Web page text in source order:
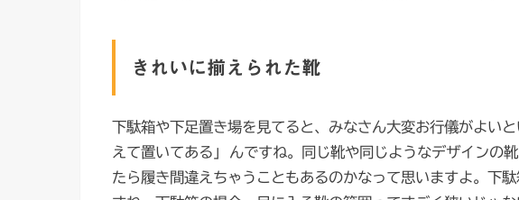
きれいに揃えられた靴
下駄箱や下足置き場を見てると、みなさん大変お行儀がよい
えて置いてある」
んですね。同じ靴や同じようなデザインの
たら履き間違えちゃうこともあるのかなって思いますよ。下